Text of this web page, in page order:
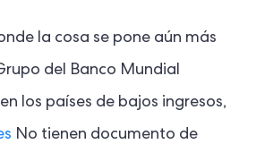
la cosa se pone aún más
del Banco Mundial
los países de bajos ingresos,
No tienen documento de